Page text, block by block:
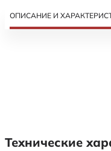
ОПИСАНИЕ И
Технические